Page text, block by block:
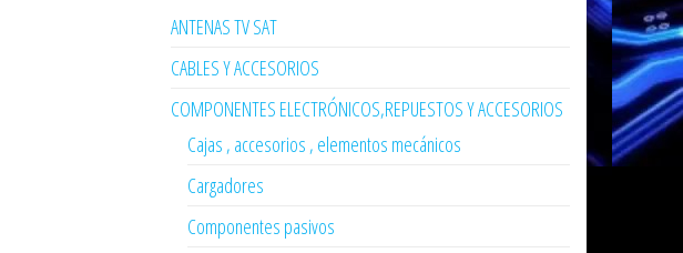
ANTENAS TV SAT
CABLES Y ACCESORIOS
COMPONENTES ELECTRÓNICOS,REPUESTOS Y ACCESORIOS
Cajas , accesorios , elementos mecánicos
Cargadores
Componentes pasivos